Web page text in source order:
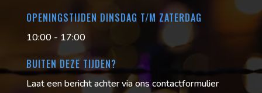
OPENINGSTIJDEN DINSDAG T/M ZATERDAG
10:00 - 17:00
BUITEN DEZE TIJDEN?
Laat een bericht achter via ons contactformulier